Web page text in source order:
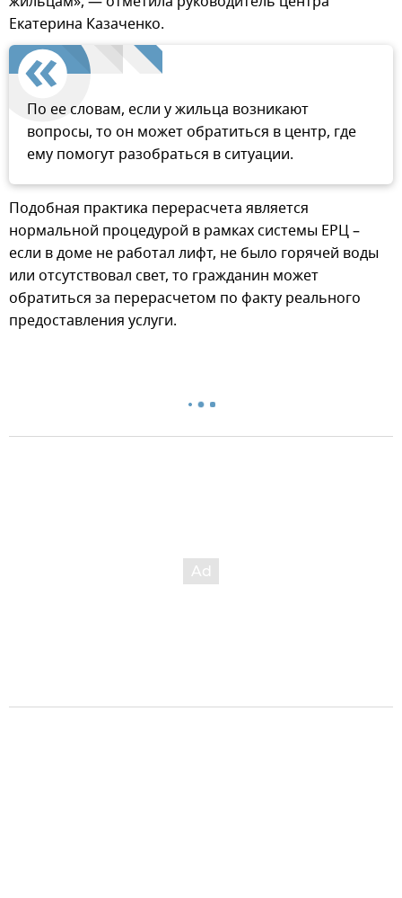
Екатерина Казаченко.
По ее словам, если у жильца возникают
вопросы, то он может обратиться в центр, где
ему помогут разобраться в ситуации.
Подобная практика перерасчета является
нормальной процедурой в рамках системы ЕРЦ –
если в доме не работал лифт, не было горячей воды
или отсутствовал свет, то гражданин может
обратиться за перерасчетом по факту реального
предоставления услуги.